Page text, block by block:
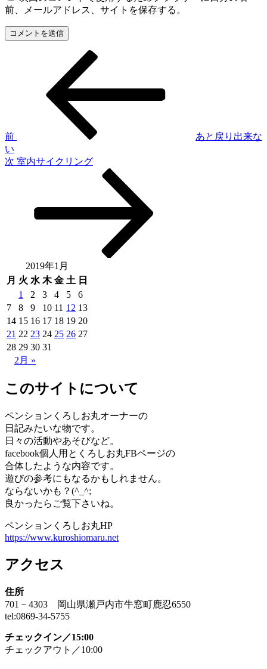
前、メールアドレス、サイトを保存する。
ゲ
ー
前
あと戻り出来な
い
次
次 室内サイクリング
2019年1月
月 火 水 木 金 土 日
1
2 3 4 5
6
7
8 9 10 11 12 13
14 15 16 17 18 19 20
21 22 23 24 25 26 27
28 29 30 31
2月 »
このサイトについて
ペンションくろしお丸オーナーの
日記みたいな物です。
日々の活動やあそびなど。
facebook個人用とくろしお丸FBページの
合体したような内容です。
遊びの参考にもなるかもしれません。
ならないかも？(^_^;
良かったらご覧下さいね。
ペンションくろしお丸HP
https://www.kuroshiomaru.net
アクセス
住所
701－4303 岡山県瀬戸内市牛窓町鹿忍6550
tel:0869-34-5755
チェックイン／15:00
チェックアウト／10:00